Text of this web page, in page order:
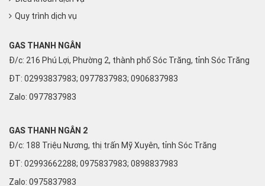
Quy trình dịch vụ
GAS THANH NGÂN
Đ/c: 216 Phú Lợi, Phường 2, thành phố Sóc Trăng, tỉnh Sóc Trăng
ĐT: 02993837983; 0977837983; 0906837983
Zalo: 0977837983
GAS THANH NGÂN 2
Đ/c: 188 Triệu Nương, thị trấn Mỹ Xuyên, tỉnh Sóc Trăng
ĐT: 02993662288; 0975837983; 0898837983
Zalo: 0975837983